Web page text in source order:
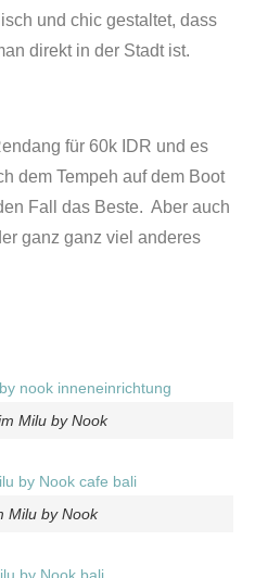
und chic gestaltet, dass
direkt in der Stadt ist.
für 60k IDR und es
dem Tempeh auf dem Boot
Fall das Beste. Aber auch
ganz ganz viel anderes
Milu by Nook
Milu by Nook